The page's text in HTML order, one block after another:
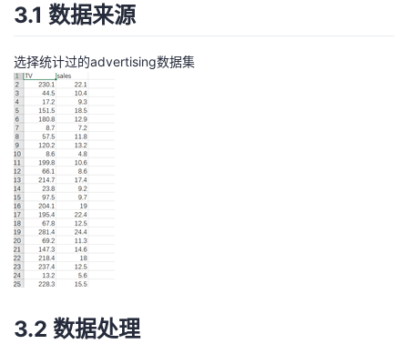
3.1 数据来源
选择统计过的advertising数据集
3.2 数据处理